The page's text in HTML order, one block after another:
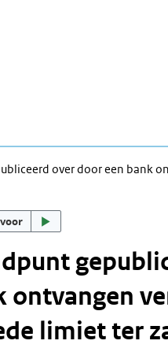
over door een bank
ontvangen
limiet ter